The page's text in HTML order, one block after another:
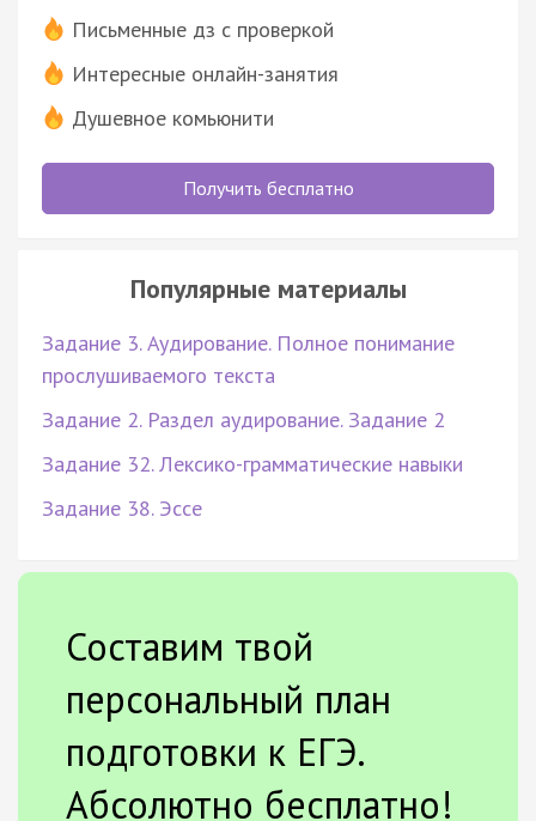
Письменные дз с проверкой
Интересные онлайн-занятия
Душевное комьюнити
Получить бесплатно
Популярные материалы
Задание 3. Аудирование. Полное понимание
прослушиваемого текста
Задание 2. Раздел аудирование. Задание 2
Задание 32. Лексико-грамматические навыки
Задание 38. Эссе
Составим твой
персональный план
подготовки к ЕГЭ.
Абсолютно бесплатно!